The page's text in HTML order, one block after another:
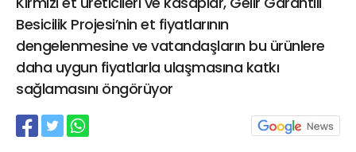
Besicilik Projesi’nin et fiyatlarının
dengelenmesine ve vatandaşların bu ürünlere
daha uygun fiyatlarla ulaşmasına katkı
sağlamasını öngörüyor
21 Gölcük
02624132333
haber@golcukpostasi.com